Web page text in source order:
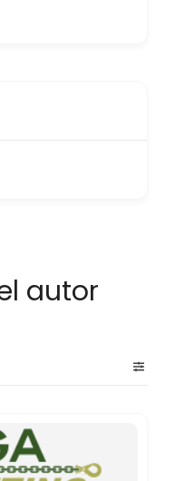
autor